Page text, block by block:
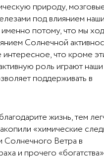
природу,
под влиянием
потому, что мы
Солнечной
что кроме
роль играют наши
поддерживать в
жизнь, тем
«химические
Солнечного Ветра в
и прочего «богатства»